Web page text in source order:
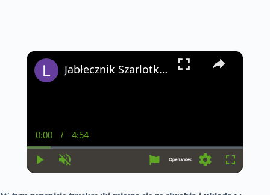
×
C
u
r
e
0:00 /
D
u
t
4:54
Jabłecznik Szarlotka Przepis